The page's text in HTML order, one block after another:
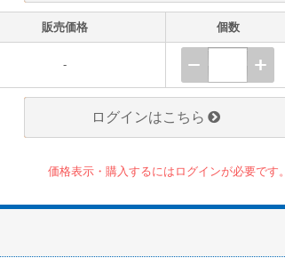
販売価格 個数
-
ログインはこちら
価格表示・購入するにはログインが必要です。